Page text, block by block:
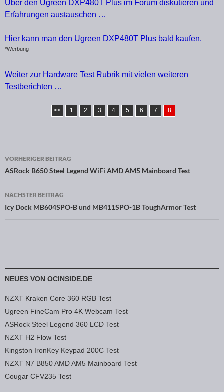
Über den Ugreen DXP480T Plus im Forum diskutieren und
Erfahrungen austauschen …
Hier kann man den Ugreen DXP480T Plus bald kaufen.
*Werbung
Weiter zur Hardware Test Rubrik mit vielen weiteren
Testberichten …
<< 1 2 3 4 5 6 7 8
Beitragsnavigation
VORHERIGER BEITRAG
ASRock B650 Steel Legend WiFi AMD AM5 Mainboard Test
NÄCHSTER BEITRAG
Icy Dock MB604SPO-B und MB411SPO-1B ToughArmor Test
NEUES VON OCINSIDE.DE
NZXT Kraken Core 360 RGB Test
Ugreen FineCam Pro 4K Webcam Test
ASRock Steel Legend 360 LCD Test
NZXT H2 Flow Test
Kingston IronKey Keypad 200C Test
NZXT N7 B850 AMD AM5 Mainboard Test
Cougar CFV235 Test